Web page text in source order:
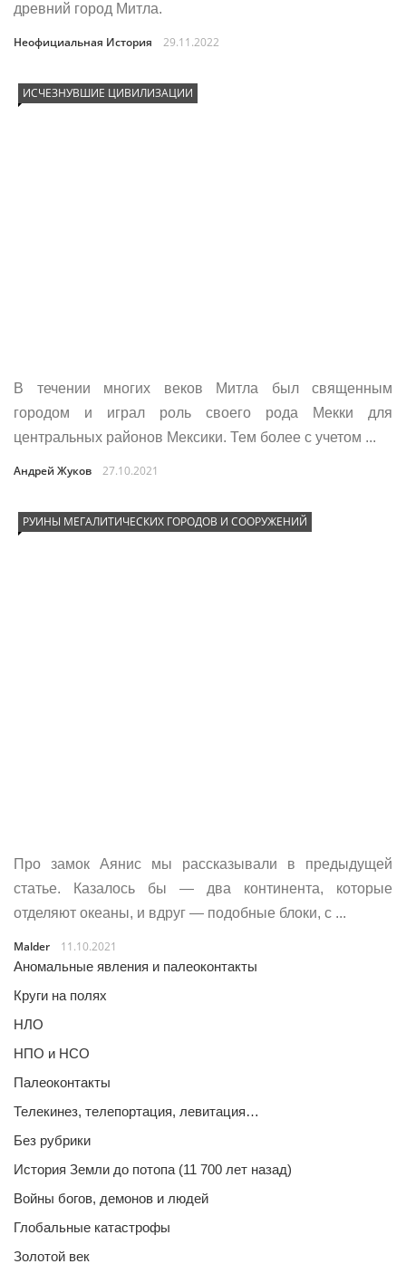
древний город Митла.
Неофициальная История 29.11.2022
ИСЧЕЗНУВШИЕ ЦИВИЛИЗАЦИИ
В течении многих веков Митла был священным
городом и играл роль своего рода Мекки для
центральных районов Мексики. Тем более с учетом ...
Андрей Жуков 27.10.2021
РУИНЫ МЕГАЛИТИЧЕСКИХ ГОРОДОВ И СООРУЖЕНИЙ
Про замок Аянис мы рассказывали в предыдущей
статье. Казалось бы — два континента, которые
отделяют океаны, и вдруг — подобные блоки, с ...
Malder
11.10.2021
Аномальные явления и палеоконтакты
Круги на полях
НЛО
НПО и НСО
Палеоконтакты
Телекинез, телепортация, левитация…
Без рубрики
История Земли до потопа (11 700 лет назад)
Войны богов, демонов и людей
Глобальные катастрофы
Золотой век